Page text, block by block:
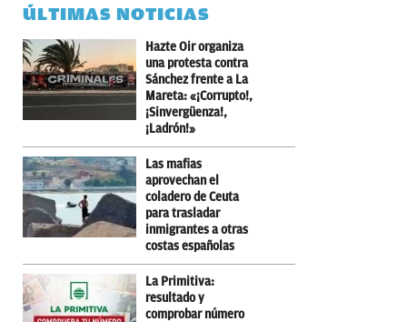
ÚLTIMAS NOTICIAS
Hazte Oir organiza
una protesta contra
Sánchez frente a La
Mareta: «¡Corrupto!,
¡Sinvergüenza!,
¡Ladrón!»
Las mafias
aprovechan el
coladero de Ceuta
para trasladar
inmigrantes a otras
costas españolas
La Primitiva:
resultado y
comprobar número